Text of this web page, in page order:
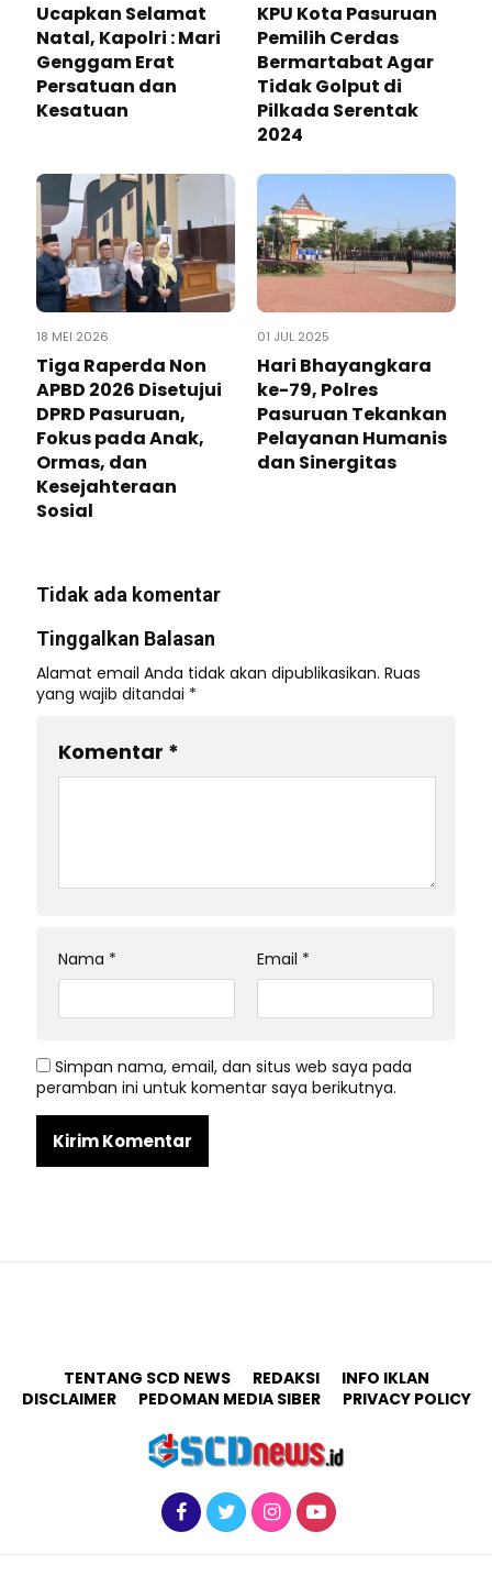
Ucapkan Selamat
Natal, Kapolri : Mari
Genggam Erat
Persatuan dan
Kesatuan
KPU Kota Pasuruan
Pemilih Cerdas
Bermartabat Agar
Tidak Golput di
Pilkada Serentak
2024
18 MEI 2026
Tiga Raperda Non
APBD 2026 Disetujui
DPRD Pasuruan,
Fokus pada Anak,
Ormas, dan
Kesejahteraan
Sosial
01 JUL 2025
Hari Bhayangkara
ke-79, Polres
Pasuruan Tekankan
Pelayanan Humanis
dan Sinergitas
Tidak ada komentar
Tinggalkan Balasan
Alamat email Anda tidak akan dipublikasikan. Ruas
yang wajib ditandai *
Komentar *
Nama * Email *
Simpan nama, email, dan situs web saya pada
peramban ini untuk komentar saya berikutnya.
TENTANG SCD NEWS REDAKSI
INFO IKLAN
DISCLAIMER
PEDOMAN MEDIA SIBER PRIVACY POLICY